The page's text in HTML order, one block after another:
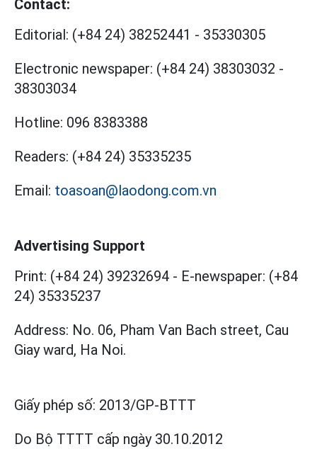
Contact:
Editorial: (+84 24) 38252441 - 35330305
Electronic newspaper: (+84 24) 38303032 -
38303034
Hotline: 096 8383388
Readers: (+84 24) 35335235
Email: toasoan@laodong.com.vn
Advertising Support
Print: (+84 24) 39232694 - E-newspaper: (+84
24) 35335237
Address: No. 06, Pham Van Bach street, Cau
Giay ward, Ha Noi.
Giấy phép số: 2013/GP-BTTT
Do Bộ TTTT cấp ngày 30.10.2012